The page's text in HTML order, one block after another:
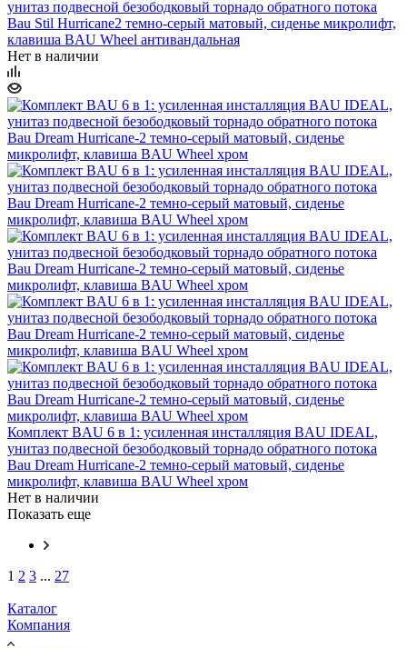
унитаз подвесной безободковый торнадо обратного потока
Bau Stil Hurricane2 темно-серый матовый, сиденье микролифт,
клавиша BAU Wheel антивандальная
Нет в наличии
Комплект BAU 6 в 1: усиленная инсталляция BAU IDEAL,
унитаз подвесной безободковый торнадо обратного потока
Bau Dream Hurricane-2 темно-серый матовый, сиденье
микролифт, клавиша BAU Wheel хром
Нет в наличии
Показать еще
1 2 3 ... 27
Каталог
Компания